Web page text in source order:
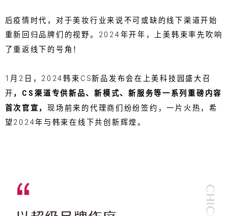
后疫情时代，对于美妆行业来说不可或缺的线下渠道开始
重新回归品牌们的视野。2024年开年，上美韩束率先吹响
了重返线下的号角！
1月2日，2024韩束CS新品发布会在上美科技园盛大召
开 ，CS渠道专供新品、新模式、新服务等一系列重磅内容
首次官宣，现场前来的代理商们纷纷签约，一片火热，希
望2024年与韩束在线下共创新辉煌。